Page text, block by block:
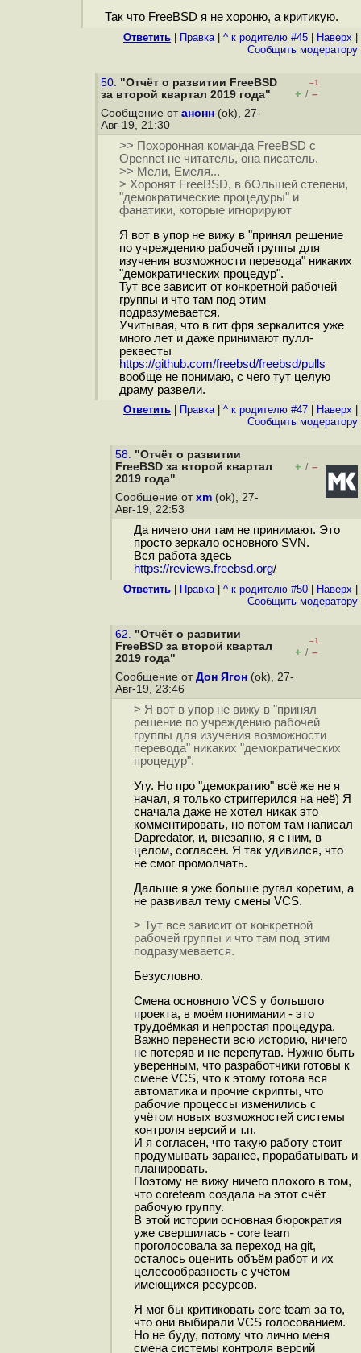
Так что FreeBSD я не хороню, а критикую.
Ответить Правка| ^ к родителю #45 Наверх
Cообщить модератору
50. "Отчёт о развитии FreeBSD
за второй квартал 2019 года"
–1
+ / –
Сообщение от анонн (ok), 27-
Авг-19, 21:30
>> Похоронная команда FreeBSD с
Opennet не читатель, она писатель.
>> Мели, Емеля...
> Хоронят FreeBSD, в бОльшей степени,
"демократические процедуры" и
фанатики, которые игнорируют
Я вот в упор не вижу в "принял решение
по учреждению рабочей группы для
изучения возможности перевода" никаких
"демократических процедур".
Тут все зависит от конкретной рабочей
группы и что там под этим
подразумевается.
Учитывая, что в гит фря зеркалится уже
много лет и даже принимают пулл-
реквесты
https://github.com/freebsd/freebsd/pulls
вообще не понимаю, с чего тут целую
драму развели.
Ответить Правка| ^ к родителю #47 Наверх
Cообщить модератору
58. "Отчёт о развитии
FreeBSD за второй квартал
2019 года"
+ / –
Сообщение от xm (ok), 27-
Авг-19, 22:53
Да ничего они там не принимают. Это
просто зеркало основного SVN.
Вся работа здесь
https://reviews.freebsd.org/
Ответить Правка| ^ к родителю #50 Наверх
Cообщить модератору
62. "Отчёт о развитии
FreeBSD за второй квартал
2019 года"
–1
+ / –
Сообщение от Дон Ягон (ok), 27-
Авг-19, 23:46
> Я вот в упор не вижу в "принял
решение по учреждению рабочей
группы для изучения возможности
перевода" никаких "демократических
процедур".
Угу. Но про "демократию" всё же не я
начал, я только стриггерился на неё) Я
сначала даже не хотел никак это
комментировать, но потом там написал
Dapredator, и, внезапно, я с ним, в
целом, согласен. Я так удивился, что
не смог промолчать.
Дальше я уже больше ругал коретим, а
не развивал тему смены VCS.
> Тут все зависит от конкретной
рабочей группы и что там под этим
подразумевается.
Безусловно.
Смена основного VCS у большого
проекта, в моём понимании - это
трудоёмкая и непростая процедура.
Важно перенести всю историю, ничего
не потеряв и не перепутав. Нужно быть
уверенным, что разработчики готовы к
смене VCS, что к этому готова вся
автоматика и прочие скрипты, что
рабочие процессы изменились с
учётом новых возможностей системы
контроля версий и т.п.
И я согласен, что такую работу стоит
продумывать заранее, прорабатывать и
планировать.
Поэтому не вижу ничего плохого в том,
что coreteam создала на этот счёт
рабочую группу.
В этой истории основная бюрократия
уже свершилась - core team
проголосовала за переход на git,
осталось оценить объём работ и их
целесообразность с учётом
имеющихся ресурсов.
Я мог бы критиковать core team за то,
что они выбирали VCS голосованием.
Но не буду, потому что лично меня
смена системы контроля версий